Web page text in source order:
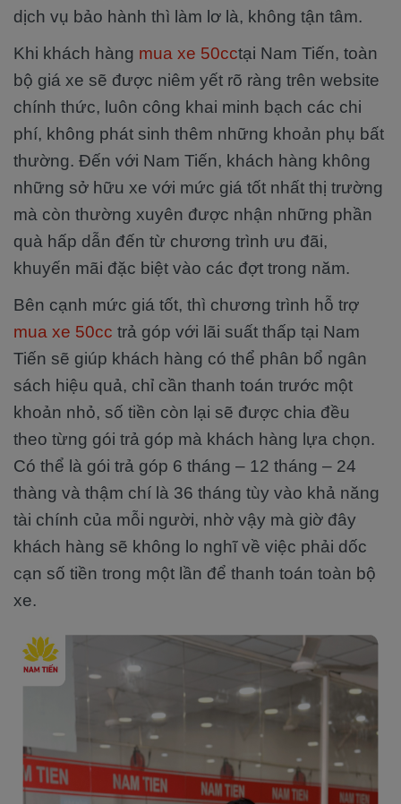
dịch vụ bảo hành thì làm lơ là, không tận tâm.
Khi khách hàng mua xe 50cctại Nam Tiến, toàn
bộ giá xe sẽ được niêm yết rõ ràng trên website
chính thức, luôn công khai minh bạch các chi
phí, không phát sinh thêm những khoản phụ bất
thường. Đến với Nam Tiến, khách hàng không
những sở hữu xe với mức giá tốt nhất thị trường
mà còn thường xuyên được nhận những phần
quà hấp dẫn đến từ chương trình ưu đãi,
khuyến mãi đặc biệt vào các đợt trong năm.
Bên cạnh mức giá tốt, thì chương trình hỗ trợ
mua xe 50cc trả góp với lãi suất thấp tại Nam
Tiến sẽ giúp khách hàng có thể phân bổ ngân
sách hiệu quả, chỉ cần thanh toán trước một
khoản nhỏ, số tiền còn lại sẽ được chia đều
theo từng gói trả góp mà khách hàng lựa chọn.
Có thể là gói trả góp 6 tháng – 12 tháng – 24
thàng và thậm chí là 36 tháng tùy vào khả năng
tài chính của mỗi người, nhờ vậy mà giờ đây
khách hàng sẽ không lo nghĩ về việc phải dốc
cạn số tiền trong một lần để thanh toán toàn bộ
xe.